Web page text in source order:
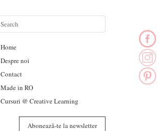
Home
Despre noi
Contact
Made in RO
Cursuri @ Creative Learning
Abonează-te la newsletter